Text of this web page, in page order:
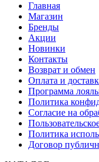
Главная
Магазин
Бренды
Акции
Новинки
Контакты
Возврат и обмен
Оплата и
Программа
Политика
Согласие на
Политика
Договор